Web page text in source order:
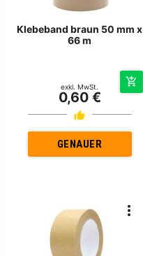
Klebeband braun 50 mm x
66 m
exkl. MwSt.
0,60 €
GENAUER